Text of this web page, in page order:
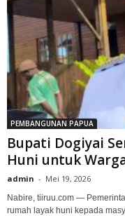
PEMBANGUNAN PAPUA
Bupati Dogiyai
Huni untuk
admin - Mei 19, 2026
Nabire, tiiruu.com —
rumah layak huni kepada